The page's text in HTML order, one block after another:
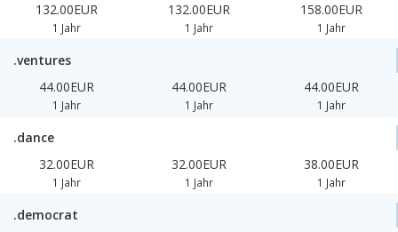
132.00EUR
1 Jahr
132.00EUR
1 Jahr
158.00EUR
1 Jahr
.ventures
44.00EUR
1 Jahr
44.00EUR
1 Jahr
44.00EUR
1 Jahr
.dance
32.00EUR
1 Jahr
32.00EUR
1 Jahr
38.00EUR
1 Jahr
.democrat